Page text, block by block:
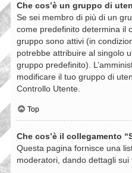
Che cos’è un gruppo di
Se sei membro di più di un
come predefinito determina il
gruppo sono attivi (in
potrebbe attribuire al singolo
gruppo predefinito).
modificare il tuo gruppo di
Controllo Utente.
Top
Che cos’è il collegamento
Questa pagina fornisce una
moderatori, dando dettagli sui